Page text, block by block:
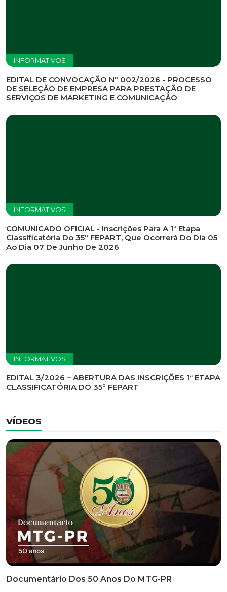
INFORMATIVOS
EDITAL DE CONVOCAÇÃO Nº 002/2026 - PROCESSO
DE SELEÇÃO DE EMPRESA PARA PRESTAÇÃO DE
SERVIÇOS DE MARKETING E COMUNICAÇÃO
INFORMATIVOS
COMUNICADO OFICIAL - Inscrições Para A 1ª Etapa
Classificatória Do 35º FEPART, Que Ocorrerá Do Dia 05
Ao Dia 07 De Junho De 2026
INFORMATIVOS
EDITAL 3/2026 – ABERTURA DAS INSCRIÇÕES 1ª ETAPA
CLASSIFICATÓRIA DO 35° FEPART
VÍDEOS
Documentário Dos 50 Anos Do MTG-PR